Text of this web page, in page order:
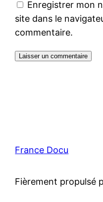
Enregistrer mon
site dans le
commentaire.
France Docu
Fièrement propulsé